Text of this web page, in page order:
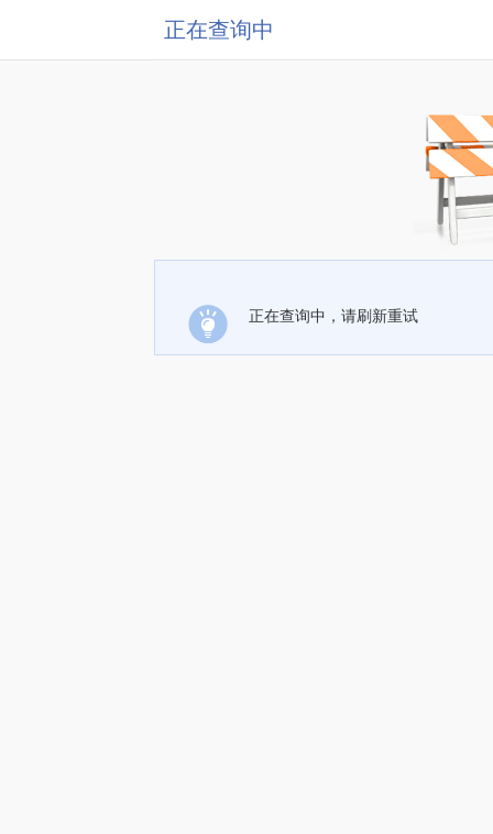
正在查询中
正在查询中，请刷新重试